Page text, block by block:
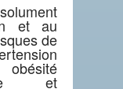
et au
de
et